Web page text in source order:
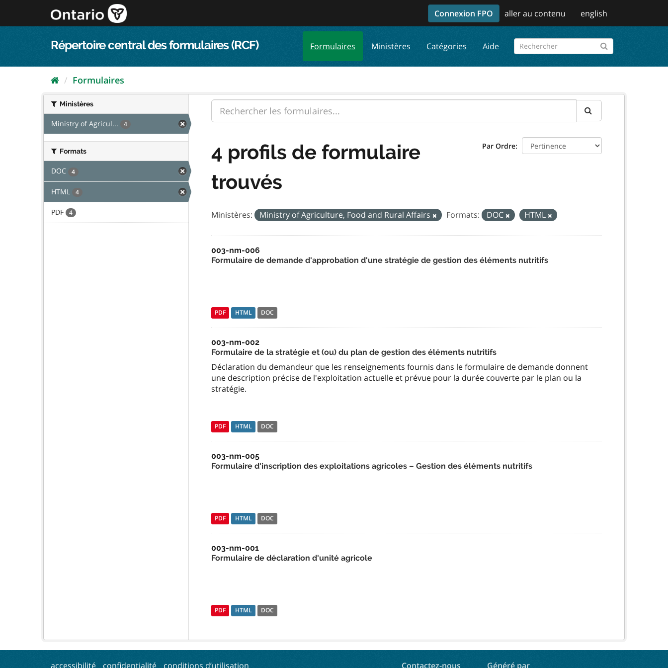
au
Connexion FPO aller au contenu english
Répertoire central des formulaires (RCF) Formulaires Ministères Catégories Aide
Formulaires
Ministères
Ministry of Agricul... 4
Formats
DOC 4
HTML 4
PDF 4
Par Ordre
4 profils de formulaire
trouvés
Ministères: Ministry of Agriculture, Food and Rural Affairs Formats: DOC HTML
003-nm-006
Formulaire de demande d'approbation d'une stratégie de gestion des éléments nutritifs
PDF HTML DOC
003-nm-002
Formulaire de la stratégie et (ou) du plan de gestion des éléments nutritifs
Déclaration du demandeur que les renseignements fournis dans le formulaire de demande donnent
une description précise de l'exploitation actuelle et prévue pour la durée couverte par le plan ou la
stratégie.
PDF HTML DOC
003-nm-005
Formulaire d'inscription des exploitations agricoles – Gestion des éléments nutritifs
PDF HTML DOC
003-nm-001
Formulaire de déclaration d'unité agricole
PDF HTML DOC
accessibilité confidentialité conditions d’utilisation Contactez-nous Généré par